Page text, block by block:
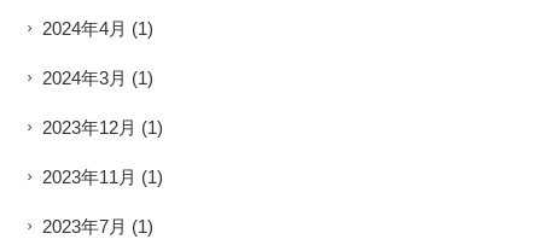
2024年4月 (1)
2024年3月 (1)
2023年12月 (1)
2023年11月 (1)
2023年7月 (1)